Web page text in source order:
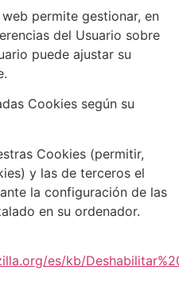
permite gestionar, en
del Usuario sobre
puede ajustar su
Cookies según su
Cookies (permitir,
y las de terceros el
la configuración de las
en su ordenador.
es/kb/